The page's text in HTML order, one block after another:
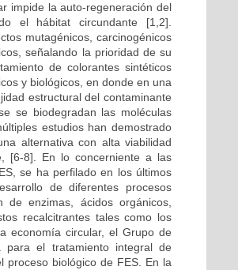
impide la auto-regeneración del
el hábitat circundante [1,2].
mutagénicos, carcinogénicos
señalando la prioridad de su
de colorantes sintéticos
y biológicos, en donde en una
estructural del contaminante
se biodegradan las moléculas
estudios han demostrado
alternativa con alta viabilidad
[6-8]. En lo concerniente a las
se ha perfilado en los últimos
de diferentes procesos
enzimas, ácidos orgánicos,
recalcitrantes tales como los
economía circular, el Grupo de
para el tratamiento integral de
proceso biológico de FES. En la